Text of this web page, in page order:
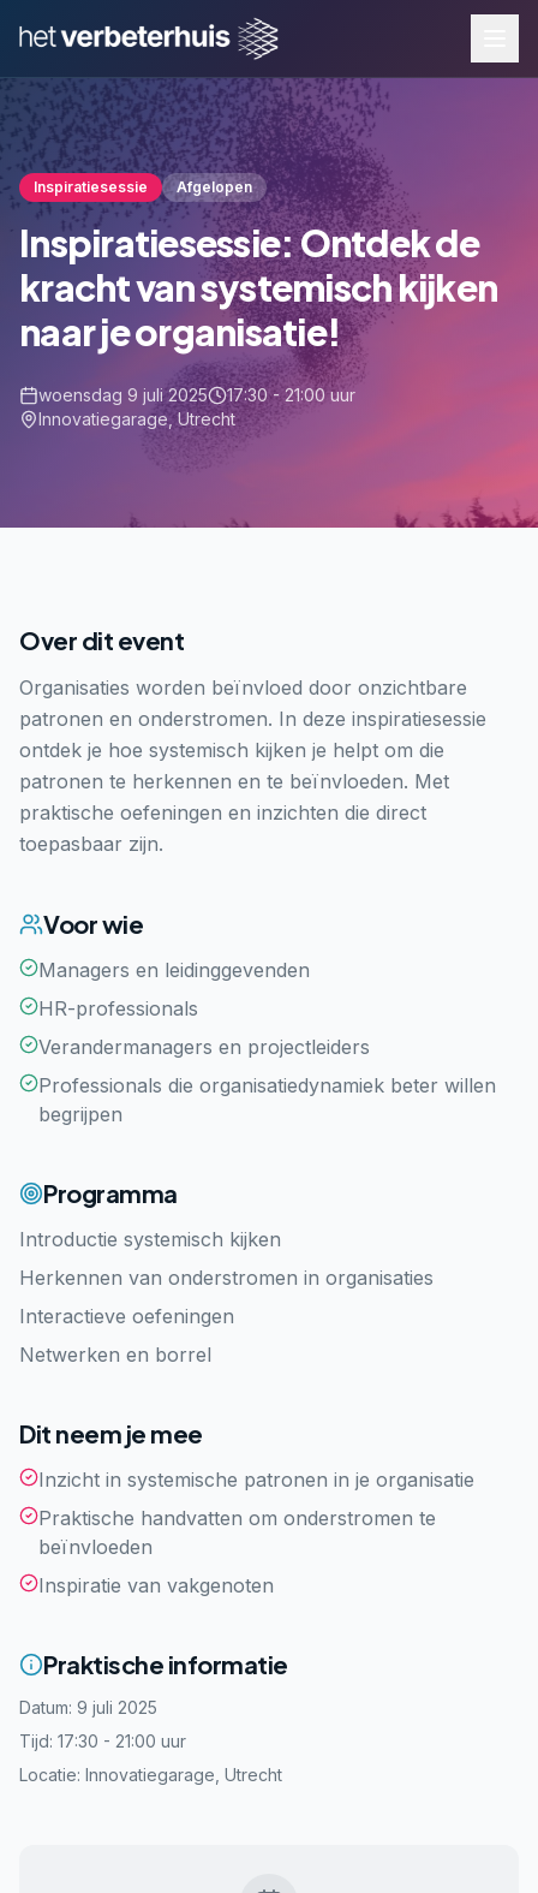
Inspiratiesessie Afgelopen
Inspiratiesessie: Ontdek de
kracht van systemisch kijken
naar je organisatie!
woensdag 9 juli 2025
17:30 - 21:00 uur
Innovatiegarage, Utrecht
Over dit event
Organisaties worden beïnvloed door onzichtbare
patronen en onderstromen. In deze inspiratiesessie
ontdek je hoe systemisch kijken je helpt om die
patronen te herkennen en te beïnvloeden. Met
praktische oefeningen en inzichten die direct
toepasbaar zijn.
Voor wie
Managers en leidinggevenden
HR-professionals
Verandermanagers en projectleiders
Professionals die organisatiedynamiek beter willen
begrijpen
Programma
Introductie systemisch kijken
Herkennen van onderstromen in organisaties
Interactieve oefeningen
Netwerken en borrel
Dit neem je mee
Inzicht in systemische patronen in je organisatie
Praktische handvatten om onderstromen te
beïnvloeden
Inspiratie van vakgenoten
Praktische informatie
Datum: 9 juli 2025
Tijd: 17:30 - 21:00 uur
Locatie: Innovatiegarage, Utrecht